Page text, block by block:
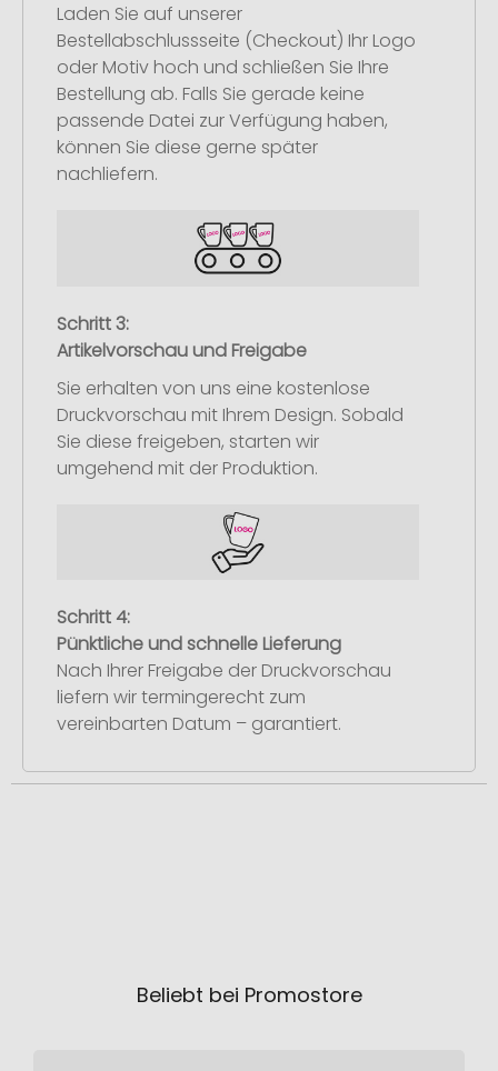
Laden Sie auf unserer
Bestellabschlussseite (Checkout) Ihr Logo
oder Motiv hoch und schließen Sie Ihre
Bestellung ab. Falls Sie gerade keine
passende Datei zur Verfügung haben,
können Sie diese gerne später
nachliefern.
Schritt 3:
Artikelvorschau und Freigabe
Sie erhalten von uns eine kostenlose
Druckvorschau mit Ihrem Design. Sobald
Sie diese freigeben, starten wir
umgehend mit der Produktion.
Schritt 4:
Pünktliche und schnelle Lieferung
Nach Ihrer Freigabe der Druckvorschau
liefern wir termingerecht zum
vereinbarten Datum – garantiert.
Beliebt bei Promostore